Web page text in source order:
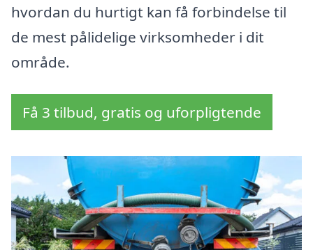
hvordan du hurtigt kan få forbindelse til
de mest pålidelige virksomheder i dit
område.
Få 3 tilbud, gratis og uforpligtende